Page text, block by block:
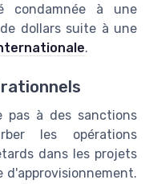
condamnée à une
dollars suite à une
.
pas à des sanctions
les opérations
dans les projets